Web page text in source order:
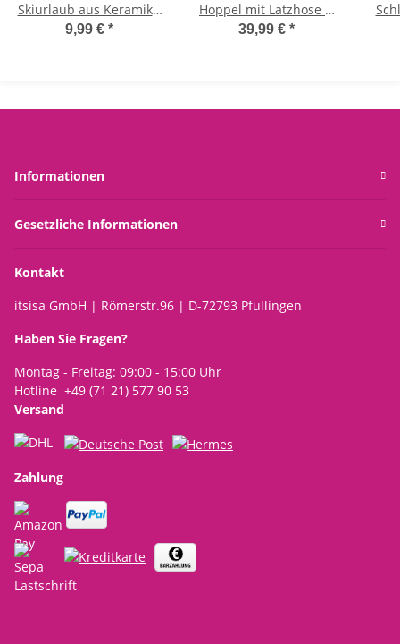
Skiurlaub aus Keramik -
Spardose Urlaub,
9,99 € *
Hoppel mit Latzhose &
Teleskopbeinen (2er Set)
39,99 € *
Informationen
Gesetzliche Informationen
Kontakt
itsisa GmbH | Römerstr.96 | D-72793 Pfullingen
Haben Sie Fragen?
Montag - Freitag: 09:00 - 15:00 Uhr
Hotline +49 (71 21) 577 90 53
Versand
Zahlung